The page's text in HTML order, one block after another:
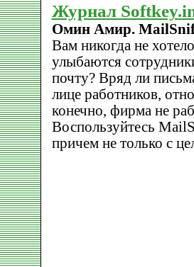
Журнал
Омин Амир.
Вам никогда не
улыбаются
почту? Вряд ли
лице работников,
конечно, фирма не
Воспользуйтесь
причем не только с